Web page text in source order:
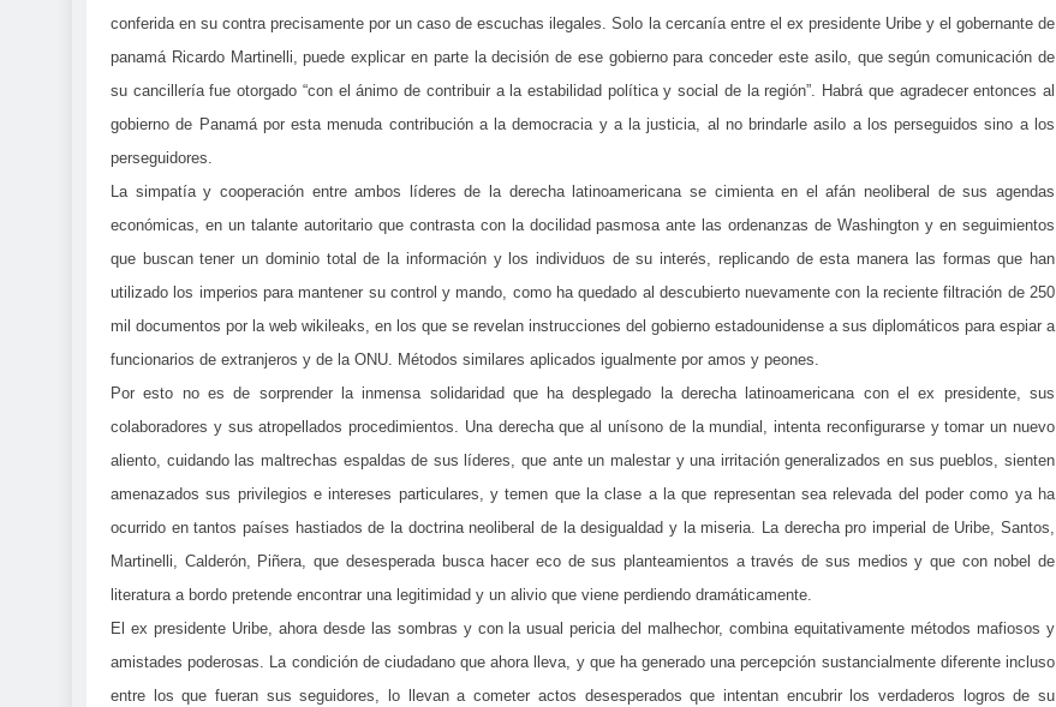
conferida en su contra precisamente por un caso de escuchas ilegales. Solo la cercanía entre el ex presidente Uribe y el gobernante de
panamá Ricardo Martinelli, puede explicar en parte la decisión de ese gobierno para conceder este asilo, que según comunicación de
su cancillería fue otorgado “con el ánimo de contribuir a la estabilidad política y social de la región”. Habrá que agradecer entonces al
gobierno de Panamá por esta menuda contribución a la democracia y a la justicia, al no brindarle asilo a los perseguidos sino a los
perseguidores.
La simpatía y cooperación entre ambos líderes de la derecha latinoamericana se cimienta en el afán neoliberal de sus agendas
económicas, en un talante autoritario que contrasta con la docilidad pasmosa ante las ordenanzas de Washington y en seguimientos
que buscan tener un dominio total de la información y los individuos de su interés, replicando de esta manera las formas que han
utilizado los imperios para mantener su control y mando, como ha quedado al descubierto nuevamente con la reciente filtración de 250
mil documentos por la web wikileaks, en los que se revelan instrucciones del gobierno estadounidense a sus diplomáticos para espiar a
funcionarios de extranjeros y de la ONU. Métodos similares aplicados igualmente por amos y peones.
Por esto no es de sorprender la inmensa solidaridad que ha desplegado la derecha latinoamericana con el ex presidente, sus
colaboradores y sus atropellados procedimientos. Una derecha que al unísono de la mundial, intenta reconfigurarse y tomar un nuevo
aliento, cuidando las maltrechas espaldas de sus líderes, que ante un malestar y una irritación generalizados en sus pueblos, sienten
amenazados sus privilegios e intereses particulares, y temen que la clase a la que representan sea relevada del poder como ya ha
ocurrido en tantos países hastiados de la doctrina neoliberal de la desigualdad y la miseria. La derecha pro imperial de Uribe, Santos,
Martinelli, Calderón, Piñera, que desesperada busca hacer eco de sus planteamientos a través de sus medios y que con nobel de
literatura a bordo pretende encontrar una legitimidad y un alivio que viene perdiendo dramáticamente.
El ex presidente Uribe, ahora desde las sombras y con la usual pericia del malhechor, combina equitativamente métodos mafiosos y
amistades poderosas. La condición de ciudadano que ahora lleva, y que ha generado una percepción sustancialmente diferente incluso
entre los que fueran sus seguidores, lo llevan a cometer actos desesperados que intentan encubrir los verdaderos logros de su